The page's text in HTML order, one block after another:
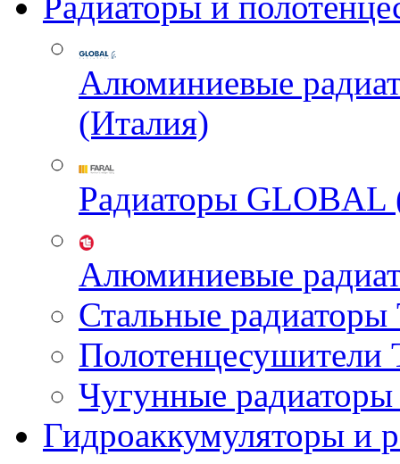
Алюминиевые
(Италия)
Радиаторы GLOBAL
Алюминиевые
Стальные
Чугунные
Гидроаккумуляторы и